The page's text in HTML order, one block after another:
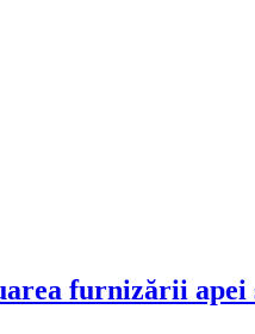
furnizării apei